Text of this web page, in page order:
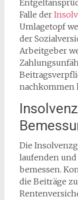
Falle der
Umlagetopf
der
Arbeitgeber
nachkommen
Die
laufenden
bemessen.
die Beiträge